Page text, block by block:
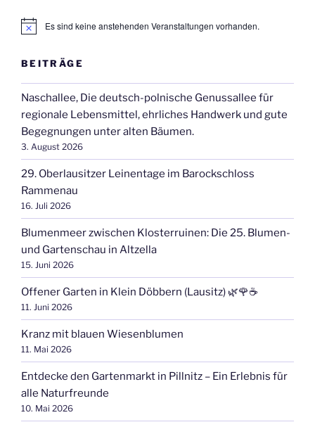
H
w
i
s
Es sind keine anstehenden Veranstaltungen vorhanden.
BEITRÄGE
Naschallee, Die deutsch-polnische Genussallee für
regionale Lebensmittel, ehrliches Handwerk und gute
Begegnungen unter alten Bäumen.
3. August 2026
29. Oberlausitzer Leinentage im Barockschloss
Rammenau
16. Juli 2026
Blumenmeer zwischen Klosterruinen: Die 25. Blumen-
und Gartenschau in Altzella
15. Juni 2026
Offener Garten in Klein Döbbern (Lausitz) 🌿🌹☕
11. Juni 2026
Kranz mit blauen Wiesenblumen
11. Mai 2026
Entdecke den Gartenmarkt in Pillnitz – Ein Erlebnis für
alle Naturfreunde
10. Mai 2026